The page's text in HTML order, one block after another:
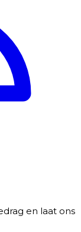
en laat ons